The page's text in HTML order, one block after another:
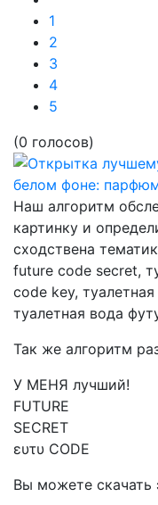
1
2
3
4
5
(0 голосов)
Наш алгоритм
картинку и
сходствена
future code secret,
code key,
туалетная вода
Так же алгоритм
У МЕНЯ лучший!
FUTURE
SECRET
ευτυ CODE
Вы можете скачать